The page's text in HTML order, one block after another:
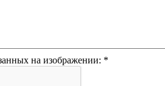
на изображении: *